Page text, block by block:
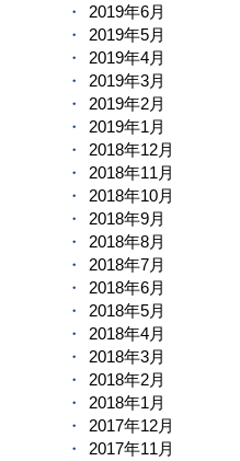
2019年6月
2019年5月
2019年4月
2019年3月
2019年2月
2019年1月
2018年12月
2018年11月
2018年10月
2018年9月
2018年8月
2018年7月
2018年6月
2018年5月
2018年4月
2018年3月
2018年2月
2018年1月
2017年12月
2017年11月